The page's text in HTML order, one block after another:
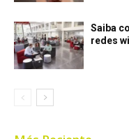
Saiba
redes